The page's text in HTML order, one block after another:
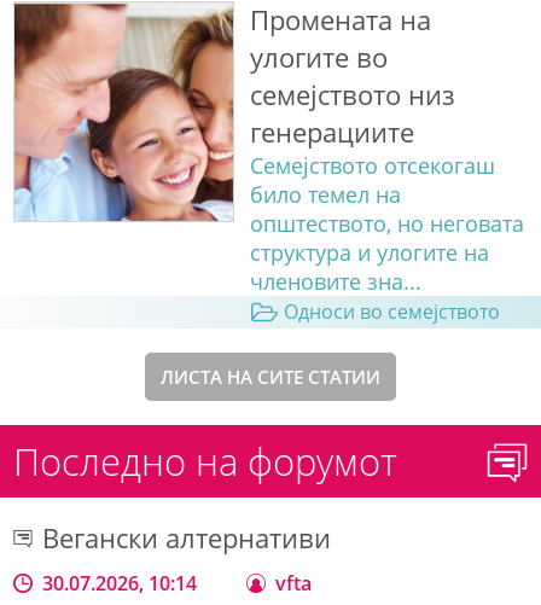
Промената на
улогите во
семејството низ
генерациите
Семејството отсекогаш
било темел на
општеството, но неговата
структура и улогите на
членовите зна...
Односи во семејството
ЛИСТА НА СИТЕ СТАТИИ
Последно на форумот
Вегански алтернативи
30.07.2026, 10:14 vfta